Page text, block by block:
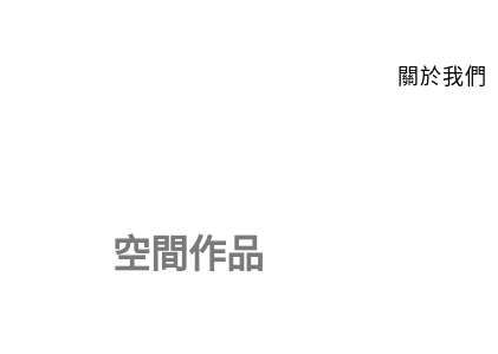
關於我們
空間作品